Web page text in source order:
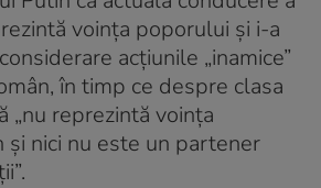
voința poporului și i-a
acțiunile „inamice”
în timp ce despre clasa
„nu reprezintă voinţa
şi nici nu este un partener